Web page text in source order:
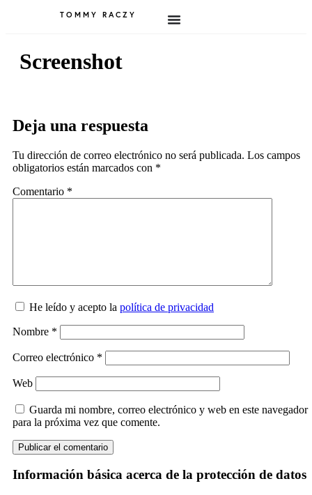
TOMMY RACZY
Screenshot
Deja una respuesta
Tu dirección de correo electrónico no será publicada. Los campos
obligatorios están marcados con *
Comentario *
He leído y acepto la política de privacidad
Nombre *
Correo electrónico *
Web
Guarda mi nombre, correo electrónico y web en este navegador
para la próxima vez que comente.
Información básica acerca de la protección de datos